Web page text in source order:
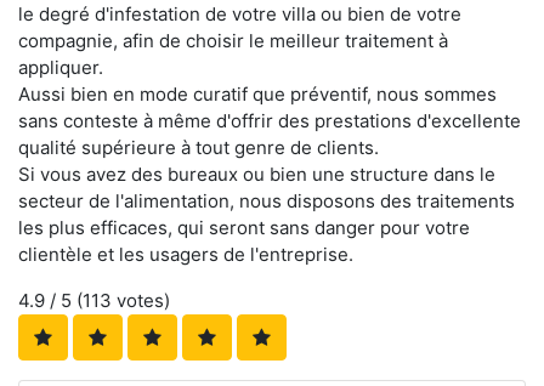
le degré d'infestation de votre villa ou bien de votre
compagnie, afin de choisir le meilleur traitement à
appliquer.
Aussi bien en mode curatif que préventif, nous sommes
sans conteste à même d'offrir des prestations d'excellente
qualité supérieure à tout genre de clients.
Si vous avez des bureaux ou bien une structure dans le
secteur de l'alimentation, nous disposons des traitements
les plus efficaces, qui seront sans danger pour votre
clientèle et les usagers de l'entreprise.
4.9 / 5 (113 votes)